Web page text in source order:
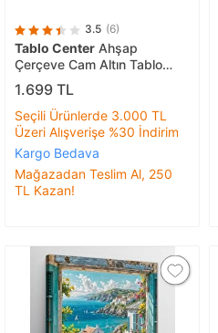
3.5 (6)
Tablo Center Ahşap
Çerçeve Cam Altın Tablo
42x42 cm R-
1.699 TL
Seçili Ürünlerde 3.000 TL
Üzeri Alışverişe %30 İndirim
Kargo Bedava
Mağazadan Teslim Al, 250
TL Kazan!